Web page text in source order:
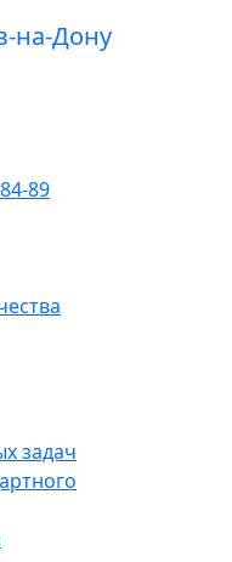
89
задач